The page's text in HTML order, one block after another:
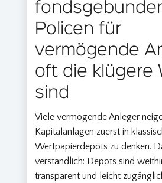
Policen für
vermögende
oft die klügere
sind
Viele vermögende Anleger
Kapitalanlagen zuerst in
Wertpapierdepots zu denken.
verständlich: Depots sind
transparent und leicht